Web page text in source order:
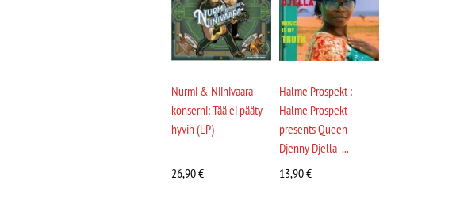
Nurmi & Niinivaara
konserni: Tää ei pääty
hyvin (LP)
26,90€
Halme Prospekt :
Halme Prospekt
presents Queen
Djenny Djella -...
13,90€